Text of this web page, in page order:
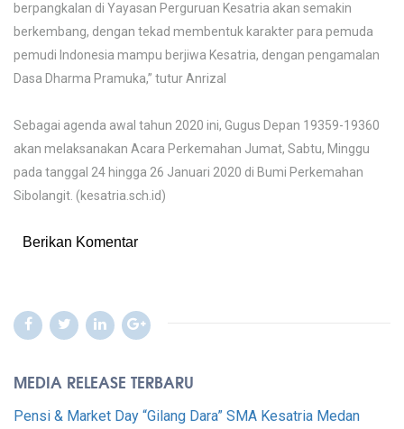
berpangkalan di Yayasan Perguruan Kesatria akan semakin
berkembang, dengan tekad membentuk karakter para pemuda
pemudi Indonesia mampu berjiwa Kesatria, dengan pengamalan
Dasa Dharma Pramuka,” tutur Anrizal
Sebagai agenda awal tahun 2020 ini, Gugus Depan 19359-19360
akan melaksanakan Acara Perkemahan Jumat, Sabtu, Minggu
pada tanggal 24 hingga 26 Januari 2020 di Bumi Perkemahan
Sibolangit. (kesatria.sch.id)
Berikan Komentar
MEDIA RELEASE TERBARU
Pensi & Market Day “Gilang Dara” SMA Kesatria Medan